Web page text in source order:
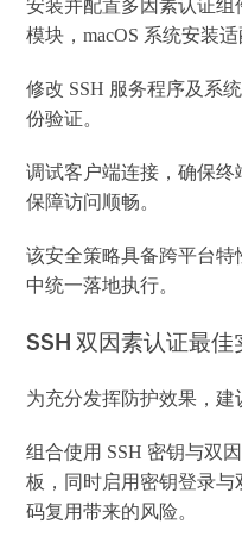
安装并配置多因素认证组
模块，macOS 系统安装
修改 SSH 服务程序及系
份验证。
调试客户端连接，确保终
保障访问顺畅。
该安全策略具备跨平台
中统一落地执行。
SSH 双因素认证最佳
为充分发挥防护效果，建
组合使用 SSH 密钥与双
板，同时启用密钥登录
码复用带来的风险。